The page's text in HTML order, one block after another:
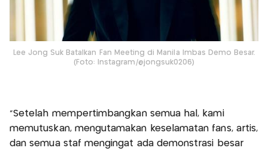
Lee Jong Suk Batalkan Fan Meeting di Manila Imbas Demo Besar.
(Foto: Instagram/@jongsuk0206)
“Setelah mempertimbangkan semua hal, kami
memutuskan, mengutamakan keselamatan fans, artis,
dan semua staf mengingat ada demonstrasi besar